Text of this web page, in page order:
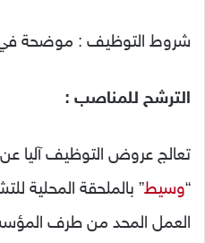
شروط التوظيف : موضحة في
الترشح للمناصب :
تعالج عروض التوظيف آليا
“وسيط” بالملحقة المحلية
العمل المحد من طرف